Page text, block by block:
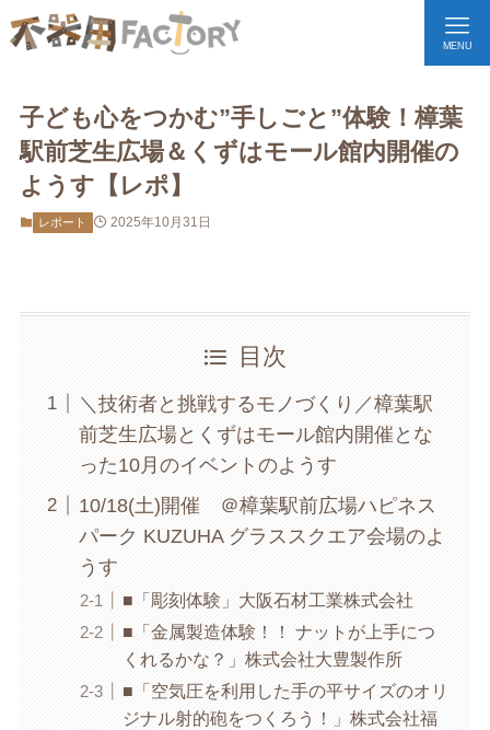
MENU
子ども心をつかむ”手しごと”体験！樟葉
駅前芝生広場＆くずはモール館内開催の
ようす【レポ】
レポート 2025年10月31日
目次
＼技術者と挑戦するモノづくり／樟葉駅
前芝生広場とくずはモール館内開催とな
った10月のイベントのようす
10/18(土)開催 ＠樟葉駅前広場ハピネス
パーク KUZUHA グラススクエア会場のよ
うす
■「彫刻体験」大阪石材工業株式会社
■「金属製造体験！！ ナットが上手につ
くれるかな？」株式会社大豊製作所
■「空気圧を利用した手の平サイズのオリ
ジナル射的砲をつくろう！」株式会社福